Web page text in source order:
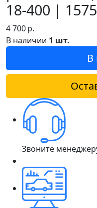
18-400 |
4 700р.
В наличии 1 шт.
В
Звоните